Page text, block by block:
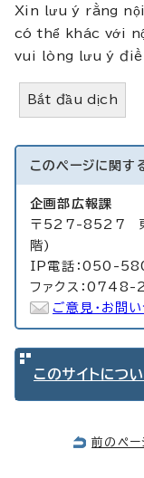
Xin lưu ý rằng
có thể khác với
vui lòng lưu ý
Bắt đầu dịch
このページに関す
企画部広報課
〒527-8527 東
階)
IP電話：050-
ファクス：
ご意見・お問
このサイトにつ
前のペー